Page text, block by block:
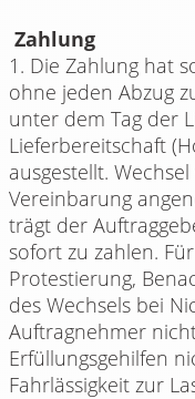
Zahlung
1. Die Zahlung hat
ohne jeden Abzug
unter dem Tag der
Lieferbereitschaft
ausgestellt.
Vereinbarung
trägt der
sofort zu zahlen.
Protestierung,
des Wechsels bei
Auftragnehmer
Erfüllungsgehilfen
Fahrlässigkeit zur